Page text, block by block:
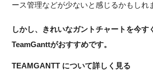
ース管理などが少ないと感じるかもしれ
しかし、きれいなガントチャートを今す
TeamGanttがおすすめです。
TEAMGANTT について詳しく見る